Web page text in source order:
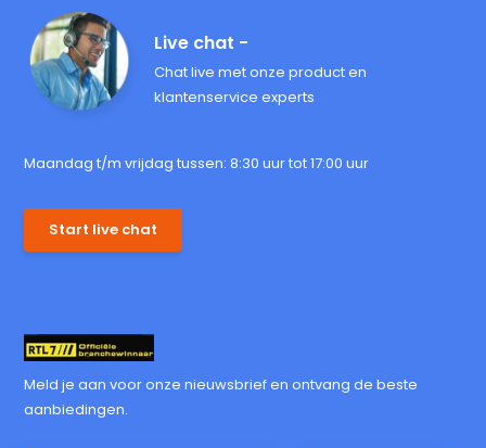
Live chat -
Chat live met onze product en
klantenservice experts
Maandag t/m vrijdag tussen: 8:30 uur tot 17:00 uur
Start live chat
Meld je aan voor onze nieuwsbrief en ontvang de beste
aanbiedingen.